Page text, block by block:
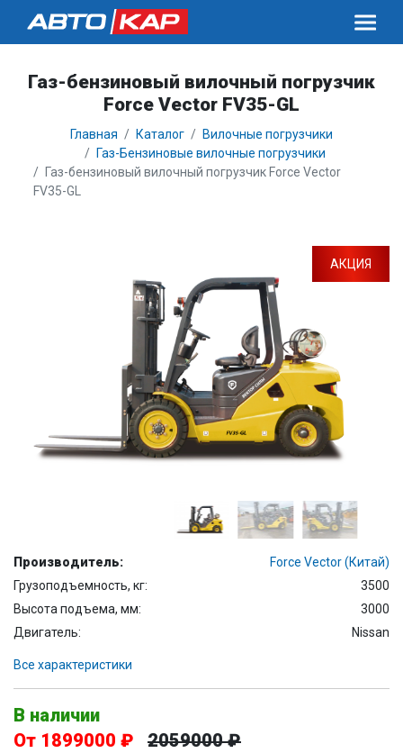
Газ-бензиновый вилочный погрузчик
Force Vector FV35-GL
Главная Каталог
Вилочные погрузчики
Газ-Бензиновые вилочные погрузчики
Газ-бензиновый вилочный погрузчик Force Vector
FV35-GL
АКЦИЯ
Производитель:
Force Vector (Китай)
Грузоподъемность, кг:
3500
Высота подъема, мм:
3000
Двигатель:
Nissan
Все характеристики
В наличии
От 1899000 ₽
2059000 ₽